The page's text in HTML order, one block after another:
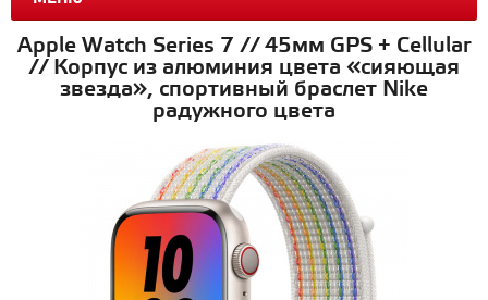
Apple Watch Series 7 // 45мм GPS + Cellular
// Корпус из алюминия цвета «сияющая
звезда», спортивный браслет Nike
радужного цвета